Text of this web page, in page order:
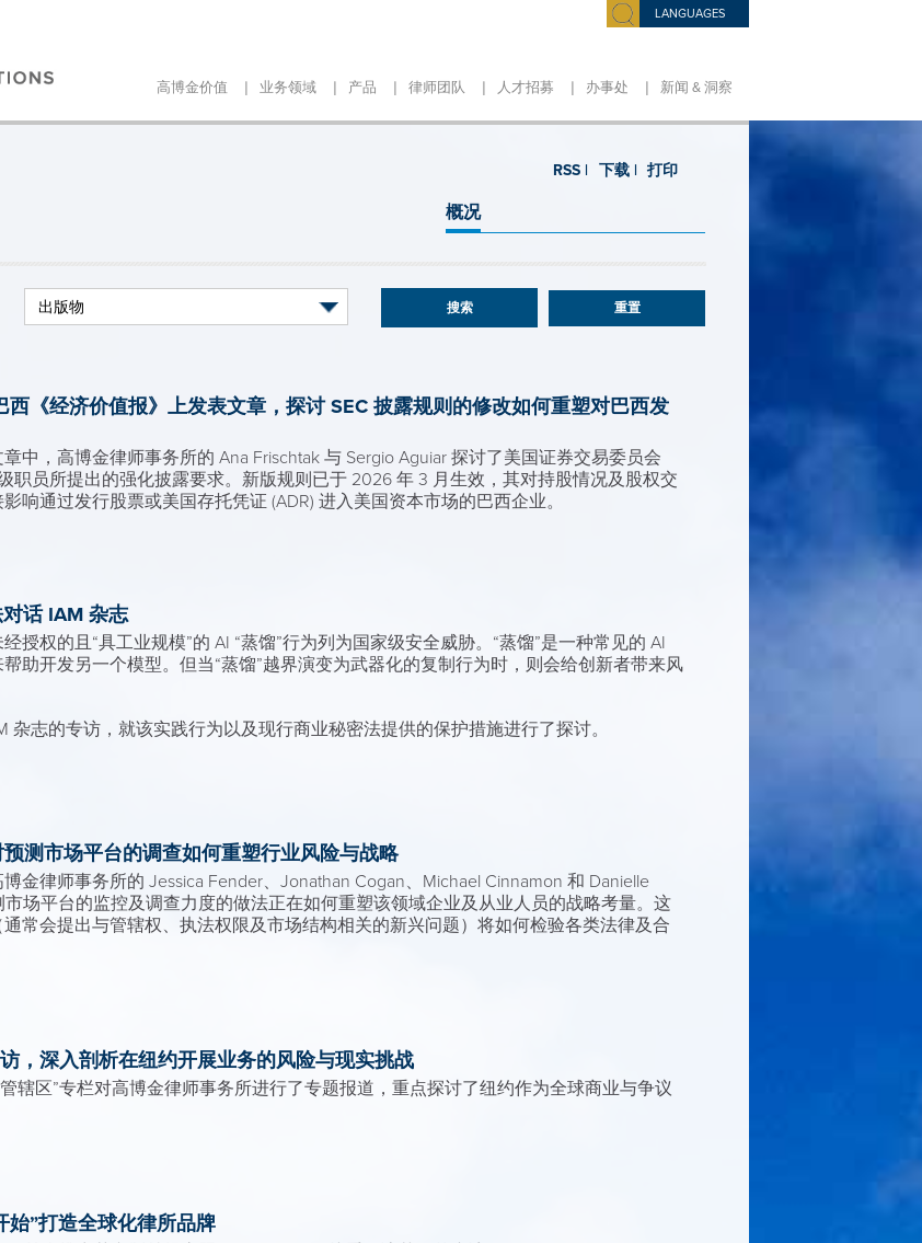
LANGUAGES
高博金价值 | 业务领域 | 产品 | 律师团队 | 人才招募 | 办事处 | 新闻 & 洞察
打印
下载 |
RSS |
概况
重置
《经济价值报》上发表文章，探讨 SEC 披露规则的修改如何重塑对巴西发
中，高博金律师事务所的 Ana Frischtak 与 Sergio Aguiar 探讨了美国证券交易委员会
职员所提出的强化披露要求。新版规则已于 2026 年 3 月生效，其对持股情况及股权交
响通过发行股票或美国存托凭证 (ADR) 进入美国资本市场的巴西企业。
话 IAM 杂志
授权的且“具工业规模”的 AI “蒸馏”行为列为国家级安全威胁。“蒸馏”是一种常见的 AI
助开发另一个模型。但当“蒸馏”越界演变为武器化的复制行为时，则会给创新者带来风
杂志的专访，就该实践行为以及现行商业秘密法提供的保护措施进行了探讨。
测市场平台的调查如何重塑行业风险与战略
金律师事务所的 Jessica Fender、Jonathan Cogan、Michael Cinnamon 和 Danielle
场平台的监控及调查力度的做法正在如何重塑该领域企业及从业人员的战略考量。这
常会提出与管辖权、执法权限及市场结构相关的新兴问题）将如何检验各类法律及合
，深入剖析在纽约开展业务的风险与现实挑战
辖区”专栏对高博金律师事务所进行了专题报道，重点探讨了纽约作为全球商业与争议
”打造全球化律所品牌